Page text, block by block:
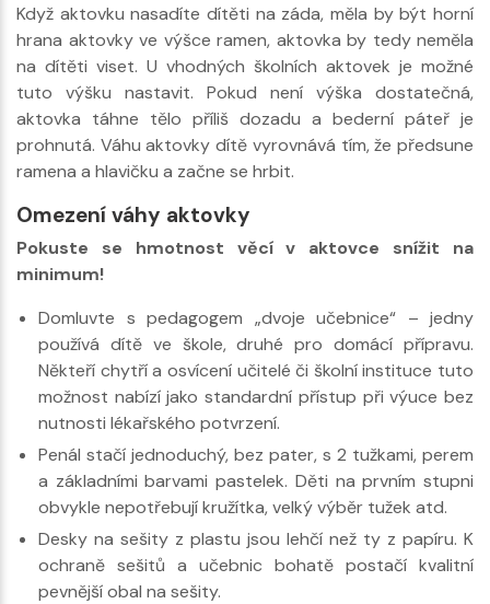
Když aktovku nasadíte dítěti na záda, měla by být horní
hrana aktovky ve výšce ramen, aktovka by tedy neměla
na dítěti viset. U vhodných školních aktovek je možné
tuto výšku nastavit. Pokud není výška dostatečná,
aktovka táhne tělo příliš dozadu a bederní páteř je
prohnutá. Váhu aktovky dítě vyrovnává tím, že předsune
ramena a hlavičku a začne se hrbit.
Omezení váhy aktovky
Pokuste se hmotnost věcí v aktovce snížit na
minimum!
Domluvte s pedagogem „dvoje učebnice“ – jedny
používá dítě ve škole, druhé pro domácí přípravu.
Někteří chytří a osvícení učitelé či školní instituce tuto
možnost nabízí jako standardní přístup při výuce bez
nutnosti lékařského potvrzení.
Penál stačí jednoduchý, bez pater, s 2 tužkami, perem
a základními barvami pastelek. Děti na prvním stupni
obvykle nepotřebují kružítka, velký výběr tužek atd.
Desky na sešity z plastu jsou lehčí než ty z papíru. K
ochraně sešitů a učebnic bohatě postačí kvalitní
pevnější obal na sešity.